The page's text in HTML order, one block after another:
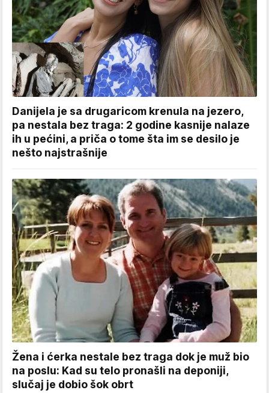
Danijela je sa drugaricom krenula na jezero,
pa nestala bez traga: 2 godine kasnije nalaze
ih u pećini, a priča o tome šta im se desilo je
nešto najstrašnije
Žena i ćerka nestale bez traga dok je muž bio
na poslu: Kad su telo pronašli na deponiji,
slučaj je dobio šok obrt